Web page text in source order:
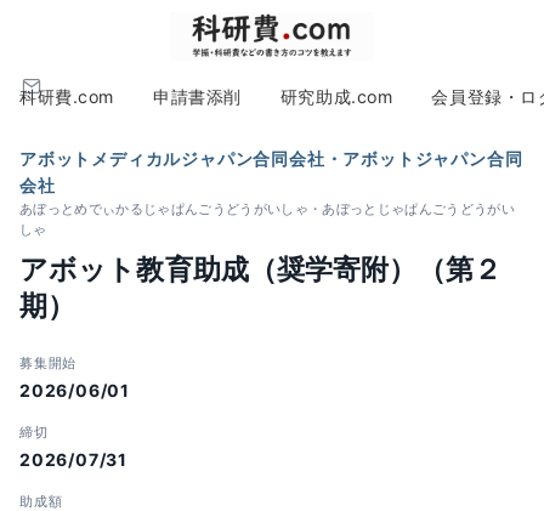
科研費.com 申請書添削 研究助成.com 会員登録・ロ
アボットメディカルジャパン合同会社・アボットジャパン合同
会社
あぼっとめでぃかるじゃぱんごうどうがいしゃ・あぼっとじゃぱんごうどうがい
しゃ
アボット教育助成（奨学寄附）（第２
期）
募集開始
2026/06/01
締切
2026/07/31
助成額